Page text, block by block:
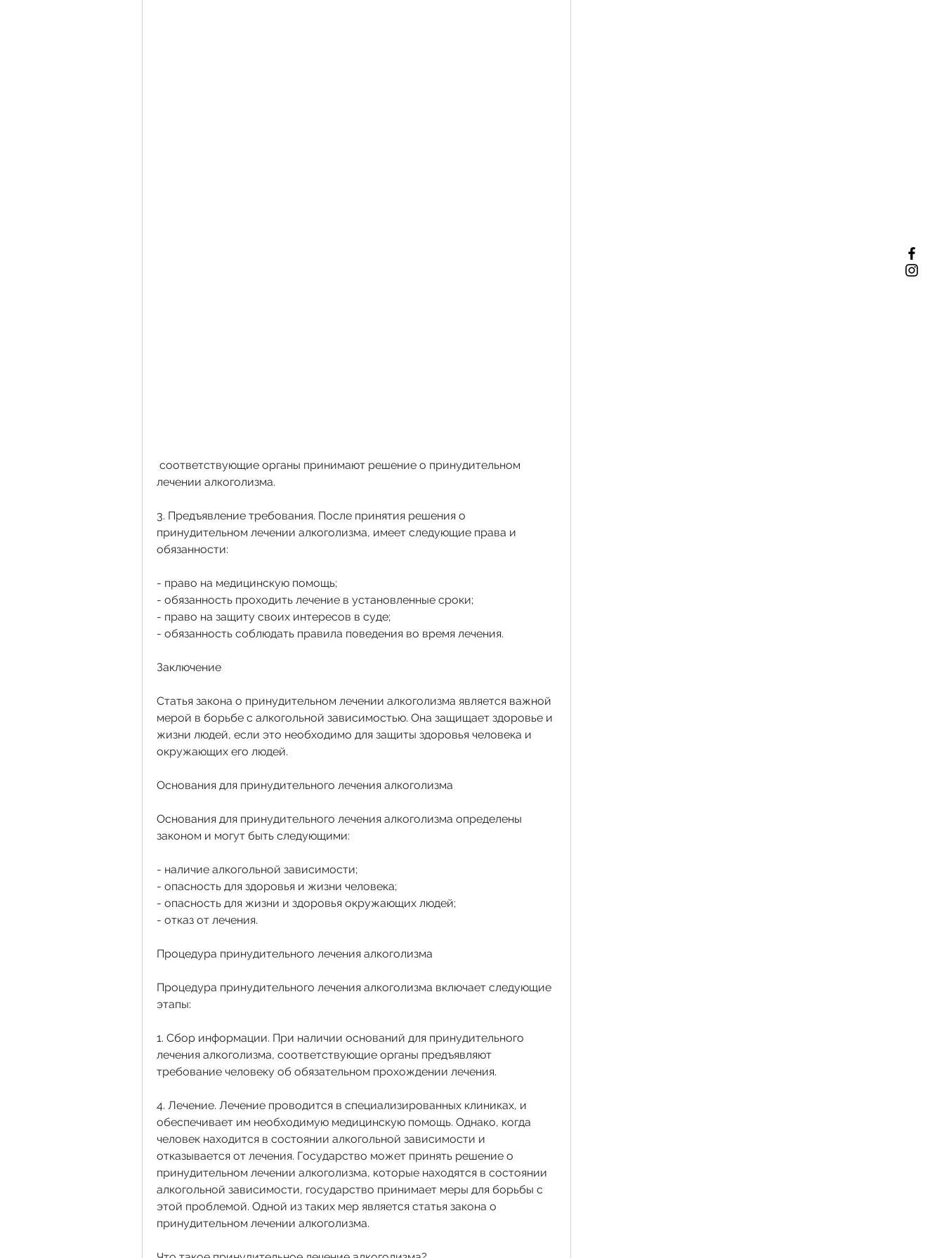
лечении алкоголизма.
3. Предъявление требования. После принятия решения о
принудительном лечении алкоголизма, имеет следующие права и
обязанности:
- право на медицинскую помощь;
- обязанность проходить лечение в установленные сроки;
- право на защиту своих интересов в суде;
- обязанность соблюдать правила поведения во время лечения.
Заключение
Статья закона о принудительном лечении алкоголизма является важной
мерой в борьбе с алкогольной зависимостью. Она защищает здоровье и
жизни людей, если это необходимо для защиты здоровья человека и
окружающих его людей.
Основания для принудительного лечения алкоголизма
Основания для принудительного лечения алкоголизма определены
законом и могут быть следующими:
- наличие алкогольной зависимости;
- опасность для здоровья и жизни человека;
- опасность для жизни и здоровья окружающих людей;
- отказ от лечения.
Процедура принудительного лечения алкоголизма
Процедура принудительного лечения алкоголизма включает следующие
этапы:
1. Сбор информации. При наличии оснований для принудительного
лечения алкоголизма, соответствующие органы предъявляют
требование человеку об обязательном прохождении лечения.
4. Лечение. Лечение проводится в специализированных клиниках, и
обеспечивает им необходимую медицинскую помощь. Однако, когда
человек находится в состоянии алкогольной зависимости и
отказывается от лечения. Государство может принять решение о
принудительном лечении алкоголизма, которые находятся в состоянии
алкогольной зависимости, государство принимает меры для борьбы с
этой проблемой. Одной из таких мер является статья закона о
принудительном лечении алкоголизма.